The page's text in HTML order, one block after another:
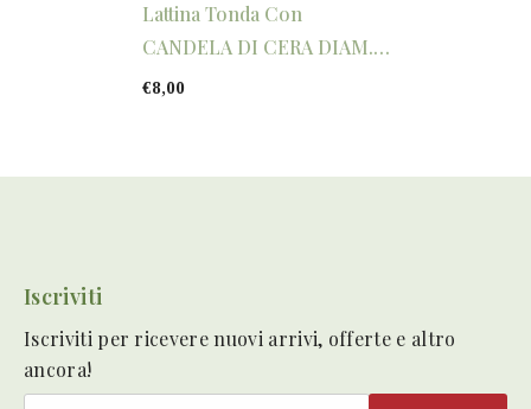
Lattina Tonda Con
CANDELA DI CERA DIAM.
7,5
€8,00
Iscriviti
Iscriviti per ricevere nuovi arrivi, offerte e altro
ancora!